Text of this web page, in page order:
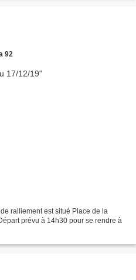
92
ralliement est situé Place de la
prévu à 14h30 pour se rendre à